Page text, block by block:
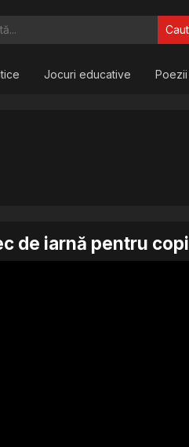
Jocuri educative
de iarnă pentru